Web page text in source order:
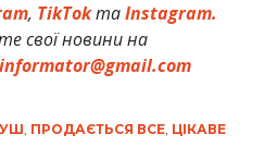
, TikTokтаInstagram.
свої новини на
, ПРОДАЄТЬСЯ ВСЕ, ЦІКАВЕ